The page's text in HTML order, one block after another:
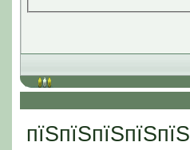
пїЅпїЅпїЅпїЅпїЅ